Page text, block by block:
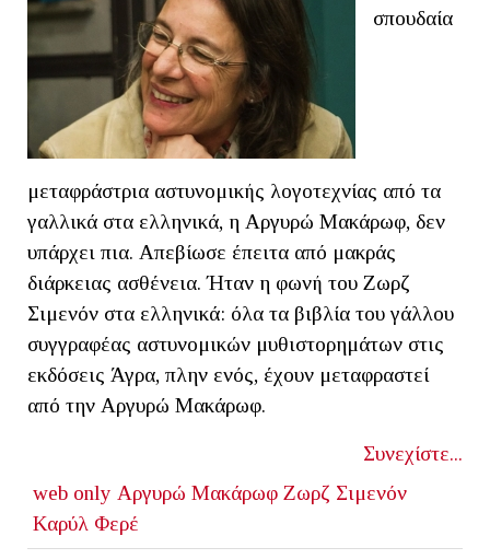
σπουδαία
μεταφράστρια αστυνομικής λογοτεχνίας από τα
γαλλικά στα ελληνικά, η Αργυρώ Μακάρωφ, δεν
υπάρχει πια. Απεβίωσε έπειτα από μακράς
διάρκειας ασθένεια. Ήταν η φωνή του Ζωρζ
Σιμενόν στα ελληνικά: όλα τα βιβλία του γάλλου
συγγραφέας αστυνομικών μυθιστορημάτων στις
εκδόσεις Άγρα, πλην ενός, έχουν μεταφραστεί
από την Αργυρώ Μακάρωφ.
Συνεχίστε...
web only Αργυρώ Μακάρωφ Ζωρζ Σιμενόν
Καρύλ Φερέ